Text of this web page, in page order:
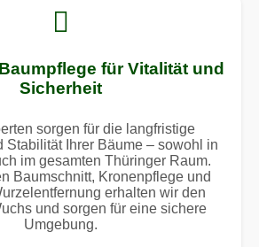
für Vitalität und
Sicherheit
sorgen für die langfristige
Stabilität Ihrer Bäume – sowohl in
im gesamten Thüringer Raum.
Baumschnitt, Kronenpflege und
erhalten wir den
und sorgen für eine sichere
Umgebung.